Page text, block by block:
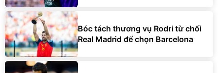
Bóc tách thương vụ Rodri từ chối
Real Madrid để chọn Barcelona